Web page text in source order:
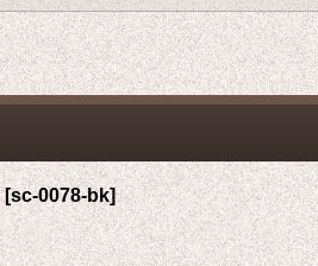
[sc-0078-bk]